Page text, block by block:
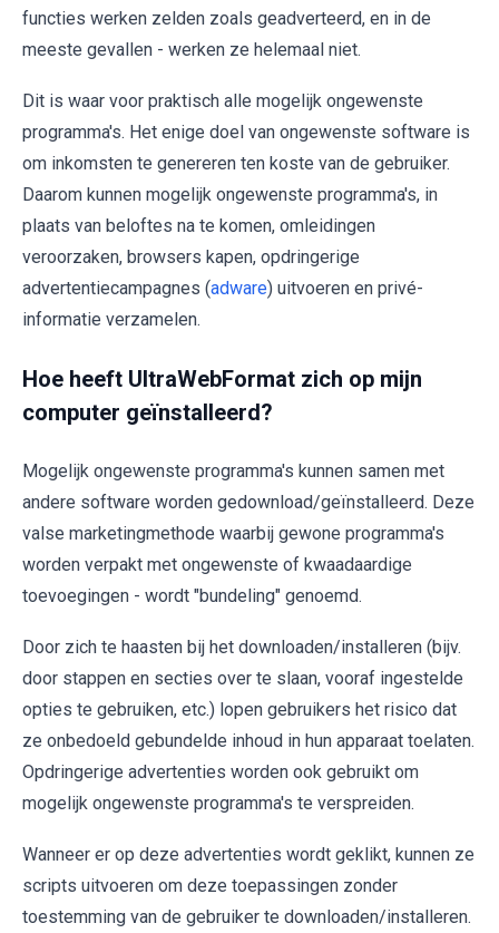
functies werken zelden zoals geadverteerd, en in de
meeste gevallen - werken ze helemaal niet.
Dit is waar voor praktisch alle mogelijk ongewenste
programma's. Het enige doel van ongewenste software is
om inkomsten te genereren ten koste van de gebruiker.
Daarom kunnen mogelijk ongewenste programma's, in
plaats van beloftes na te komen, omleidingen
veroorzaken, browsers kapen, opdringerige
advertentiecampagnes (adware) uitvoeren en privé-
informatie verzamelen.
Hoe heeft UltraWebFormat zich op mijn
computer geïnstalleerd?
Mogelijk ongewenste programma's kunnen samen met
andere software worden gedownload/geïnstalleerd. Deze
valse marketingmethode waarbij gewone programma's
worden verpakt met ongewenste of kwaadaardige
toevoegingen - wordt "bundeling" genoemd.
Door zich te haasten bij het downloaden/installeren (bijv.
door stappen en secties over te slaan, vooraf ingestelde
opties te gebruiken, etc.) lopen gebruikers het risico dat
ze onbedoeld gebundelde inhoud in hun apparaat toelaten.
Opdringerige advertenties worden ook gebruikt om
mogelijk ongewenste programma's te verspreiden.
Wanneer er op deze advertenties wordt geklikt, kunnen ze
scripts uitvoeren om deze toepassingen zonder
toestemming van de gebruiker te downloaden/installeren.